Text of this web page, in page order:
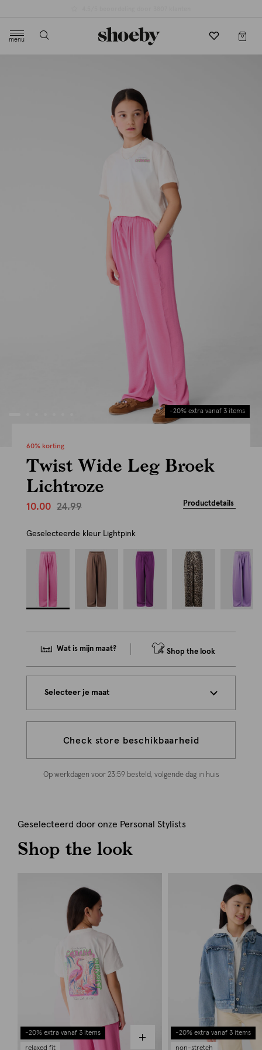
menu
-20% extra vanaf 3 items
60% korting
Twist Wide Leg Broek
Lichtroze
10.00 24.99 Productdetails
Geselecteerde kleur Lightpink
Wat is mijn maat? Shop the look
Selecteer je maat
Check store beschikbaarheid
Op werkdagen voor 23:59 besteld, volgende dag in huis
Geselecteerd door onze Personal Stylists
Shop the look
-20% extra vanaf 3 items
relaxed fit
-20% extra vanaf 3 items
non-stretch